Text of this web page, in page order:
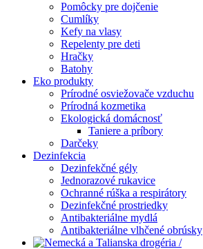
Pomôcky pre dojčenie
Cumlíky
Kefy na vlasy
Repelenty pre deti
Hračky
Batohy
Eko produkty
Prírodné osviežovače vzduchu
Prírodná kozmetika
Ekologická domácnosť
Taniere a príbory
Darčeky
Dezinfekcia
Dezinfekčné gély
Jednorazové rukavice
Ochranné rúška a respirátory
Dezinfekčné prostriedky
Antibakteriálne mydlá
Antibakteriálne vlhčené obrúsky
/